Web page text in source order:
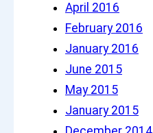
April 2016
February 2016
January 2016
June 2015
May 2015
January 2015